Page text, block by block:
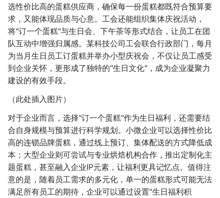
选性价比高的蛋糕供应商，确保每一份蛋糕都既符合预算要
求，又能体现品质与心意。工会还能组织集体庆祝活动，
将"订一个蛋糕"与生日会、下午茶等形式结合，让员工在团
队互动中增强归属感。某科技公司工会联合行政部门，每月
为当月生日员工订蛋糕并举办小型庆祝会，不仅让员工感受
到企业关怀，更形成了独特的"生日文化"，成为企业凝聚力
建设的有效手段。
（此处插入图片）
对于企业而言，选择"订一个蛋糕"作为生日福利，还需要结
合自身规模与预算进行科学规划。小微企业可以选择性价比
高的连锁品牌蛋糕，通过线上预订、集体配送的方式降低成
本；大型企业则可尝试与专业烘焙机构合作，推出定制化主
题蛋糕，甚至融入企业IP元素，让福利更具记忆点。值得注
意的是，随着员工需求的多元化，单一的蛋糕形式可能无法
满足所有员工的期待，企业可以通过设置"生日福利积